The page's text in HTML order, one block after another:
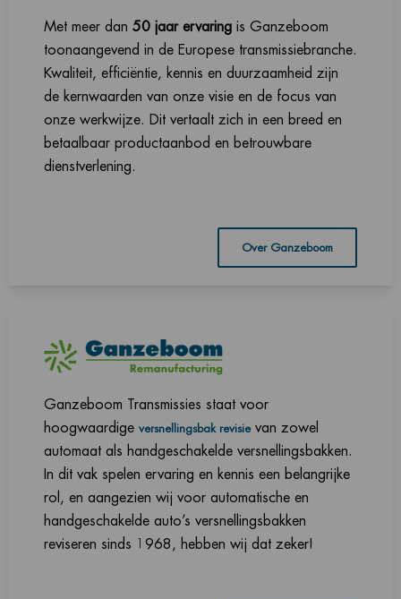
Met meer dan 50 jaar ervaringis Ganzeboom
toonaangevend in de Europese transmissiebranche.
Kwaliteit, efficiëntie, kennis en duurzaamheid zijn
de kernwaarden van onze visie en de focus van
onze werkwijze. Dit vertaalt zich in een breed en
betaalbaar productaanbod en betrouwbare
dienstverlening.
Over Ganzeboom
Ganzeboom Transmissies staat voor
hoogwaardige versnellingsbak revisievan zowel
automaat als handgeschakelde versnellingsbakken.
In dit vak spelen ervaring en kennis een belangrijke
rol, en aangezien wij voor automatische en
handgeschakelde auto’s versnellingsbakken
reviseren sinds 1968, hebben wij dat zeker!